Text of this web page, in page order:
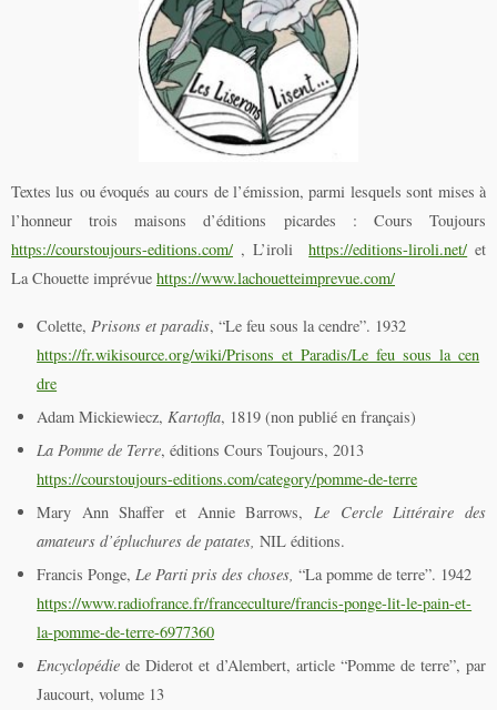
Textes lus ou évoqués au cours de l’émission, parmi lesquels sont mises à
l’honneur trois maisons d’éditions picardes : Cours Toujours
https://courstoujours-editions.com/ , L’irolihttps://editions-liroli.net/ et
La Chouette imprévue https://www.lachouetteimprevue.com/
Colette, Prisons et paradis, “Le feu sous la cendre”. 1932
https://fr.wikisource.org/wiki/Prisons_et_Paradis/Le_feu_sous_la_cen
dre
Adam Mickiewiecz, Kartofla, 1819 (non publié en français)
La Pomme de Terre, éditions Cours Toujours, 2013
https://courstoujours-editions.com/category/pomme-de-terre
Mary Ann Shaffer et Annie Barrows, Le Cercle Littéraire des
amateurs d’épluchures de patates,NIL éditions.
Francis Ponge, Le Parti pris des choses,“La pomme de terre”. 1942
https://www.radiofrance.fr/franceculture/francis-ponge-lit-le-pain-et-
la-pomme-de-terre-6977360
Encyclopédie de Diderot et d’Alembert, article “Pomme de terre”, par
Jaucourt, volume 13